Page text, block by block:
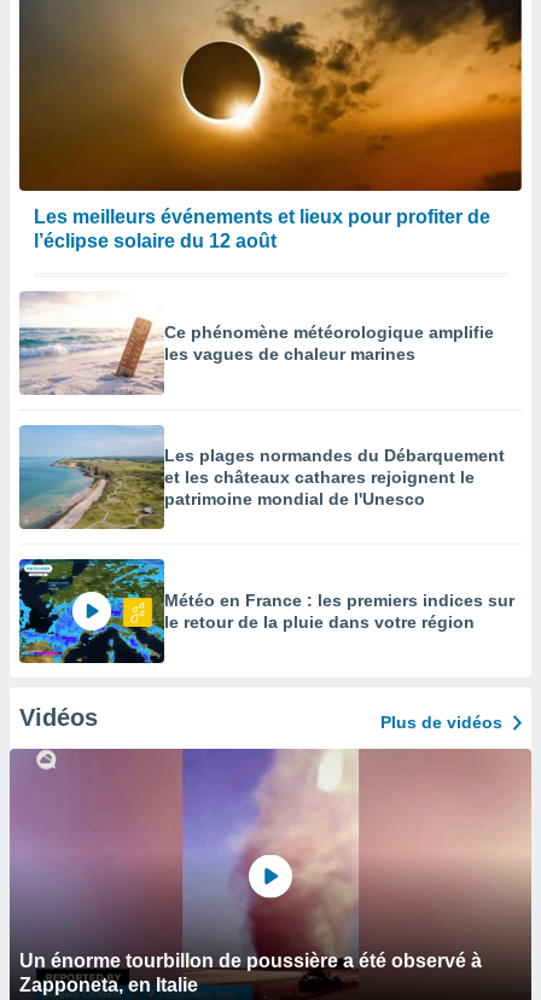
Les meilleurs événements et lieux pour profiter de
l’éclipse solaire du 12 août
Ce phénomène météorologique amplifie
les vagues de chaleur marines
Les plages normandes du Débarquement
et les châteaux cathares rejoignent le
patrimoine mondial de l'Unesco
Météo en France : les premiers indices sur
le retour de la pluie dans votre région
Vidéos Plus de vidéos
Un énorme tourbillon de poussière a été observé à
Zapponeta, en Italie